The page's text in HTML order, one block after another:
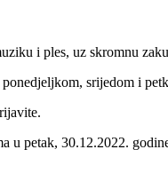
i ples, uz skromnu
srijedom i
u petak, 30.12.2022.